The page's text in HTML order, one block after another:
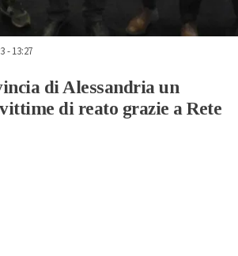
- 13:27
di Alessandria un
di reato grazie a Rete